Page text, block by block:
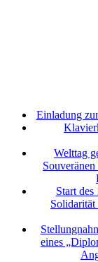
Einladung
Welttag
Start
Solidarität
eines